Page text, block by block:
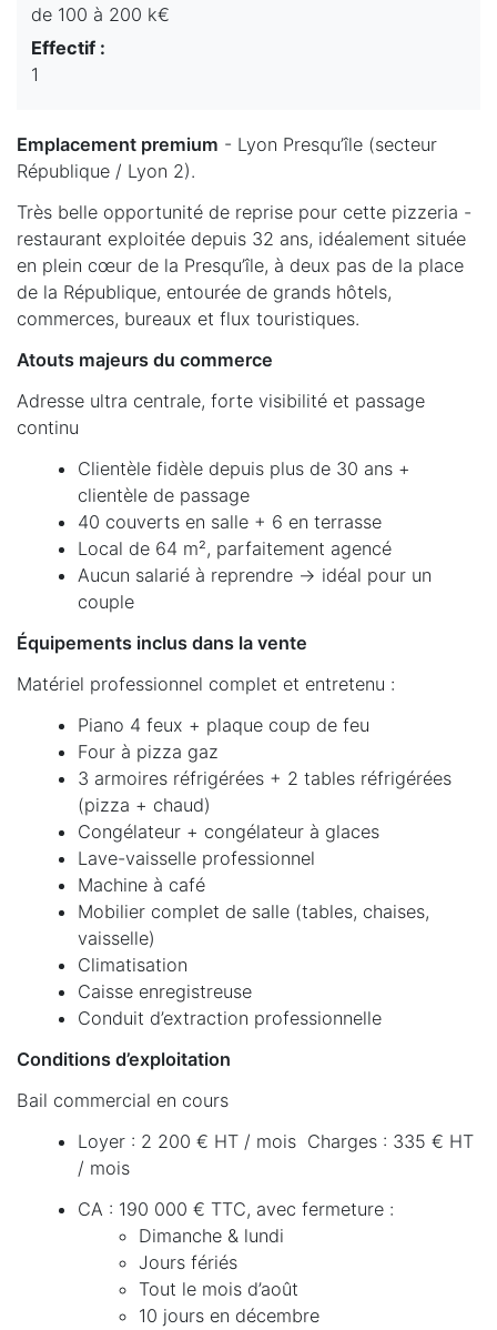
de 100 à 200 k€
Effectif :
1
Emplacement premium - Lyon Presqu’île (secteur
République / Lyon 2).
Très belle opportunité de reprise pour cette pizzeria -
restaurant exploitée depuis 32 ans, idéalement située
en plein cœur de la Presqu’île, à deux pas de la place
de la République, entourée de grands hôtels,
commerces, bureaux et flux touristiques.
Atouts majeurs du commerce
Adresse ultra centrale, forte visibilité et passage
continu
Clientèle fidèle depuis plus de 30 ans +
clientèle de passage
40 couverts en salle + 6 en terrasse
Local de 64 m², parfaitement agencé
Aucun salarié à reprendre → idéal pour un
couple
Équipements inclus dans la vente
Matériel professionnel complet et entretenu :
Piano 4 feux + plaque coup de feu
Four à pizza gaz
3 armoires réfrigérées + 2 tables réfrigérées
(pizza + chaud)
Congélateur + congélateur à glaces
Lave-vaisselle professionnel
Machine à café
Mobilier complet de salle (tables, chaises,
vaisselle)
Climatisation
Caisse enregistreuse
Conduit d’extraction professionnelle
Conditions d’exploitation
Bail commercial en cours
Loyer : 2 200 € HT / mois Charges : 335 € HT
/ mois
CA : 190 000 € TTC, avec fermeture :
Dimanche & lundi
Jours fériés
Tout le mois d’août
10 jours en décembre